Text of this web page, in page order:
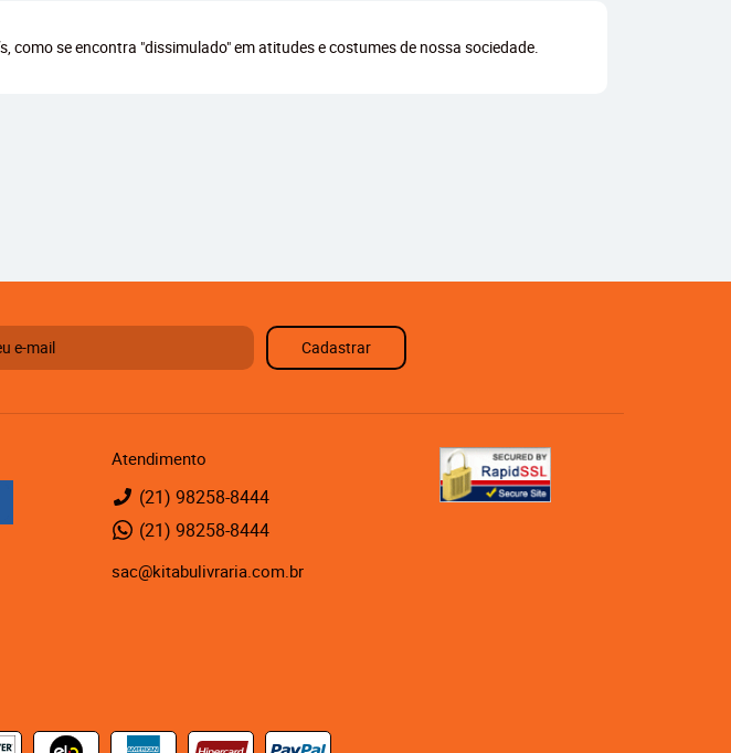
se encontra "dissimulado" em atitudes e costumes de nossa sociedade.
Cadastrar
Atendimento
(21) 98258-8444
(21) 98258-8444
sac@kitabulivraria.com.br